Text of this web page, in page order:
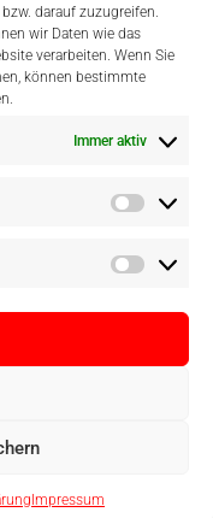
darauf zuzugreifen.
wir Daten wie das
verarbeiten. Wenn Sie
können bestimmte
Immer aktiv
Impressum
Rechte vorbehalten. E-
Mallorca